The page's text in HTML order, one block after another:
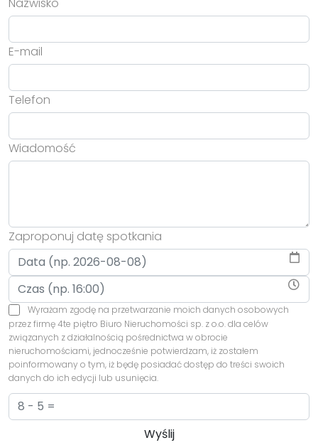
E-mail
Telefon
Wiadomość
Zaproponuj datę spotkania
Wyrażam zgodę na przetwarzanie moich danych osobowych
przez firmę 4te piętro Biuro Nieruchomości sp. z o.o. dla celów
związanych z działalnością pośrednictwa w obrocie
nieruchomościami, jednocześnie potwierdzam, iż zostałem
poinformowany o tym, iż będę posiadać dostęp do treści swoich
danych do ich edycji lub usunięcia.